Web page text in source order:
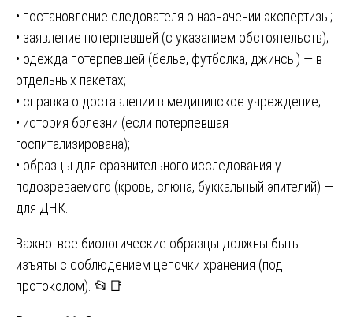
• постановление следователя о назначении экспертизы;
• заявление потерпевшей (с указанием обстоятельств);
• одежда потерпевшей (бельё, футболка, джинсы) — в
отдельных пакетах;
• справка о доставлении в медицинское учреждение;
• история болезни (если потерпевшая
госпитализирована);
• образцы для сравнительного исследования у
подозреваемого (кровь, слюна, буккальный эпителий) —
для ДНК.
Важно: все биологические образцы должны быть
изъяты с соблюдением цепочки хранения (под
протоколом). 📂📑